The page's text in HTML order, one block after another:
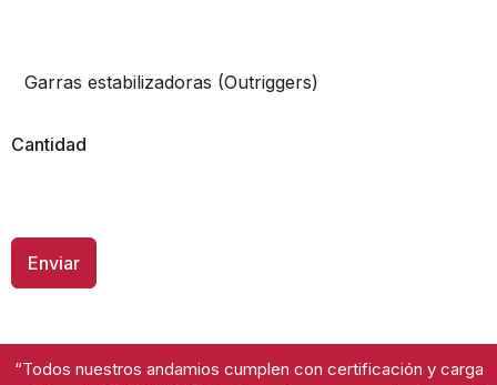
Garras estabilizadoras (Outriggers)
Cantidad
Enviar
“Todos nuestros andamios cumplen con certificación y carga